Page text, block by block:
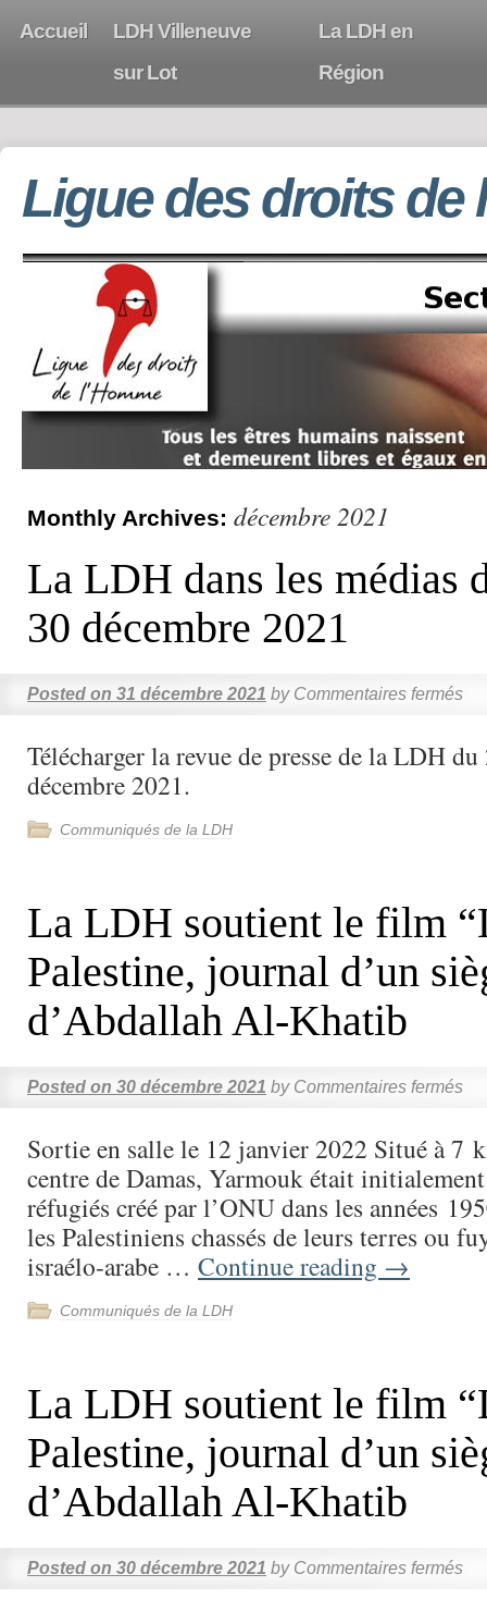
Accueil
LDH Villeneuve
sur Lot
La LDH en
Région
Ligue des droits de
Monthly Archives: décembre 2021
La LDH dans les médias
30 décembre 2021
Posted on 31 décembre 2021 by Commentaires fermés
Télécharger la revue de presse de la LDH
décembre 2021.
Communiqués de la LDH
La LDH soutient le film
Palestine, journal d’un
d’Abdallah Al-Khatib
Posted on 30 décembre 2021 by Commentaires fermés
Sortie en salle le 12 janvier 2022 Situé à 7
centre de Damas, Yarmouk était
réfugiés créé par l’ONU dans les années
les Palestiniens chassés de leurs terres ou
israélo-arabe … Continue reading →
Communiqués de la LDH
La LDH soutient le film
Palestine, journal d’un
d’Abdallah Al-Khatib
Posted on 30 décembre 2021 by Commentaires fermés